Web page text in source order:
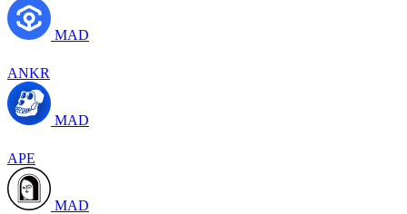
MAD
ANKR
MAD
APE
MAD